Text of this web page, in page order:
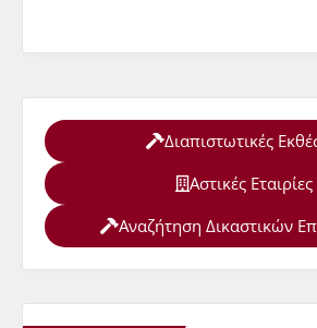
Διαπιστωτικές
Αστικές Εταιρίες
Αναζήτηση Δικαστικών